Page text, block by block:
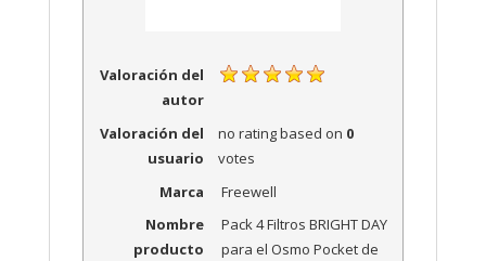
Valoración del
autor
Valoración del
usuario
no ratingbased on 0
votes
Marca
Freewell
Nombre
producto
Pack 4 Filtros BRIGHT DAY
para el Osmo Pocket de